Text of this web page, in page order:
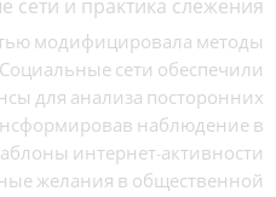
сети и практика слежения
модифицировала методы
сети обеспечили
для анализа посторонних
наблюдение в
интернет-активности
желания в общественной